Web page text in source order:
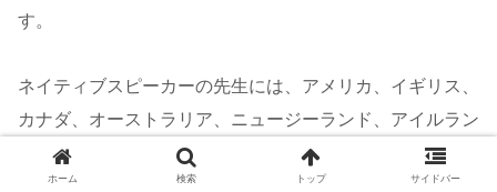
す。
ネイティブスピーカーの先生には、アメリカ、イギリス、
カナダ、オーストラリア、ニュージーランド、アイルラン
ド、南アフリカなどの国籍の方がいます。
ホーム 検索 トップ サイドバー